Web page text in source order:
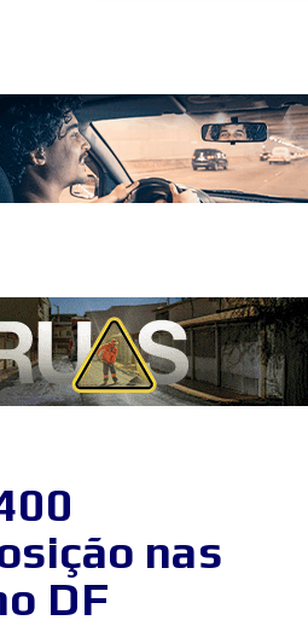
nas
DF